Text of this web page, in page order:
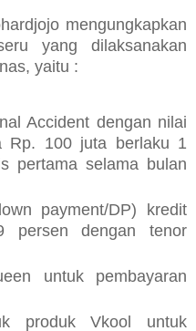
mengungkapkan
yang dilaksanakan
yaitu :
Accident dengan nilai
Rp. 100 juta berlaku 1
pertama selama bulan
payment/DP) kredit
persen dengan tenor
untuk pembayaran
produk Vkool untuk